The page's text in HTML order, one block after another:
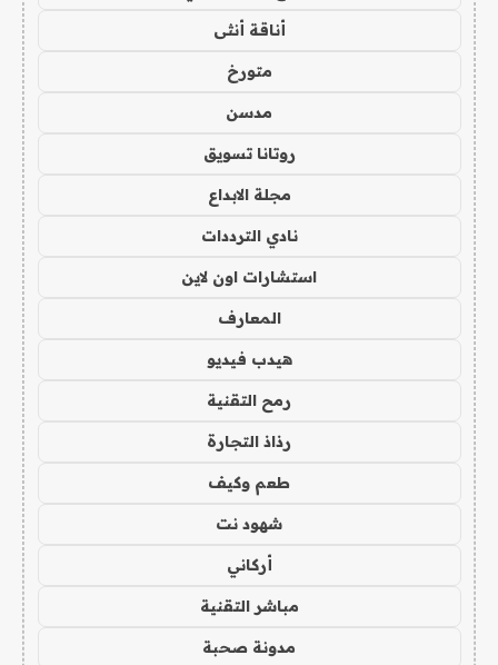
أناقة أنثى
متورخ
مدسن
روتانا تسويق
مجلة الابداع
نادي الترددات
استشارات اون لاين
المعارف
هيدب فيديو
رمح التقنية
رذاذ التجارة
طعم وكيف
شهود نت
أركاني
مباشر التقنية
مدونة صحبة